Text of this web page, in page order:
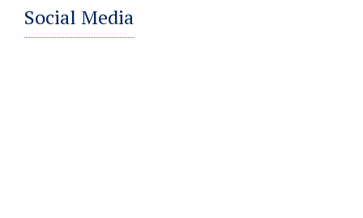
Social Media